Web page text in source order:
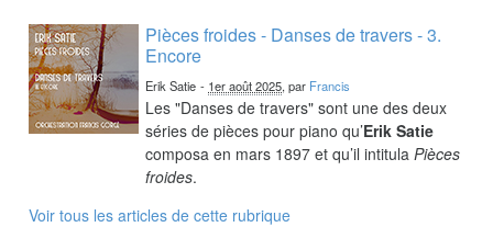
Pièces froides - Danses de travers - 3.
Encore
Erik Satie - 1er août 2025, par Francis
Les "Danses de travers" sont une des deux
séries de pièces pour piano qu’Erik Satie
composa en mars 1897 et qu’il intitulaPièces
froides.
Voir tous les articles de cette rubrique